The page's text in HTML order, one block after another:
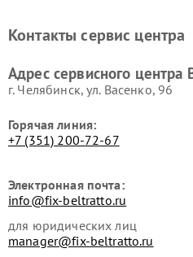
Контакты сервис центра
Адрес сервисного центра
г. Челябинск, ул. Васенко, 96
Горячая линия:
+7 (351) 200-72-67
Электронная почта:
info@fix-beltratto.ru
для юридических лиц
manager@fix-beltratto.ru